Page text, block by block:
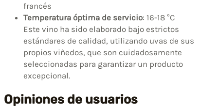
francés
Temperatura óptima de servicio: 16-18 °C
Este vino ha sido elaborado bajo estrictos
estándares de calidad, utilizando uvas de sus
propios viñedos, que son cuidadosamente
seleccionadas para garantizar un producto
excepcional.
Opiniones de usuarios